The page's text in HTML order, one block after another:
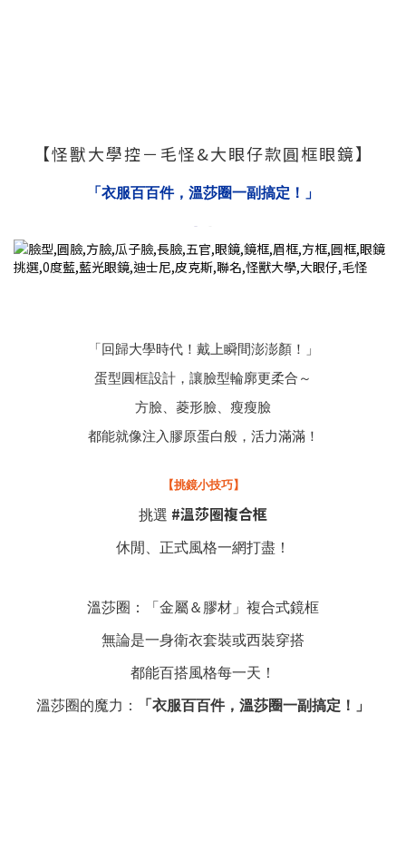
【怪獸大學控－毛怪&大眼仔款圓框眼鏡】
「衣服百百件，溫莎圈一副搞定！」
「回歸大學時代！戴上瞬間澎澎顏！」
蛋型圓框設計，讓臉型輪廓更柔合～
方臉、菱形臉、瘦瘦臉
都能就像注入膠原蛋白般，活力滿滿！
【挑鏡小技巧】
挑選 #溫莎圈複合框
休閒、正式風格一網打盡！
溫莎圈：「金屬＆膠材」複合式鏡框
無論是一身衛衣套裝或西裝穿搭
都能百搭風格每一天！
溫莎圈的魔力： 「衣服百百件，溫莎圈一副搞定！」